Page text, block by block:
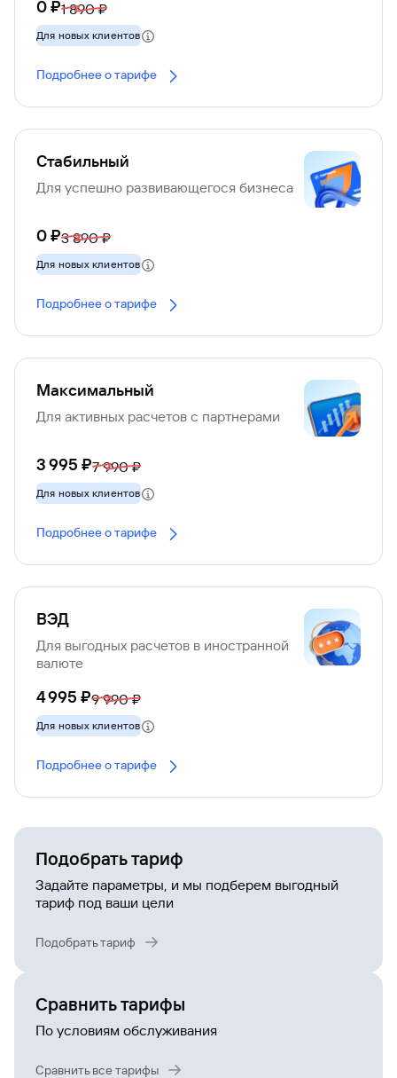
0 ₽1 890 ₽
Для новых клиентов
Подробнее о тарифе
Стабильный
Для успешно развивающегося бизнеса
0 ₽3 890 ₽
Для новых клиентов
Подробнее о тарифе
Максимальный
Для активных расчетов с партнерами
3 995 ₽7 990 ₽
Для новых клиентов
Подробнее о тарифе
ВЭД
Для выгодных расчетов в иностранной
валюте
4 995 ₽9 990 ₽
Для новых клиентов
Подробнее о тарифе
Подобрать тариф
Задайте параметры, и мы подберем выгодный
тариф под ваши цели
Подобрать тариф
Сравнить тарифы
По условиям обслуживания
Сравнить все тарифы